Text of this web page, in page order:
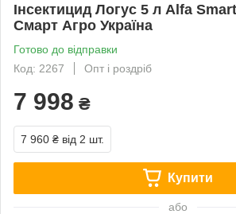
Інсектицид Логус 5 л Alfa
Смарт Агро Україна
Готово до відправки
Код: 2267
Опт і роздріб
7 998 ₴
7 960 ₴ від 2 шт.
Купити
або